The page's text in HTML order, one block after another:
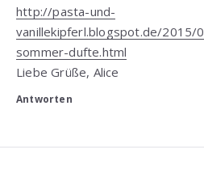
http://pasta-und-
vanillekipferl.blogspot.de/2015/
sommer-dufte.html
Liebe Grüße, Alice
Antworten